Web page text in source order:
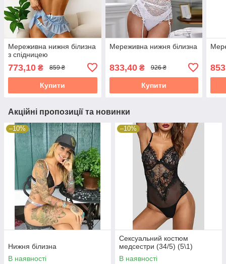
Мереживна нижня білизна
з спідницею
773,10 ₴ 859 ₴
Купити
Мереживна нижня білизна
833,40₴ 926 ₴
Купити
Акційні пропозиції та новинки
–10%
Нижня білизна
В наявності
–10%
Сексуальний костюм
медсестри (34/5) (5\1)
В наявності